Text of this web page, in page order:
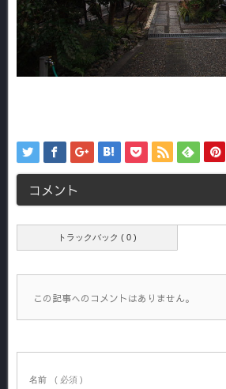
コメント
トラックバック ( 0 )
この記事へのコメントはありません。
名前 ( 必須 )